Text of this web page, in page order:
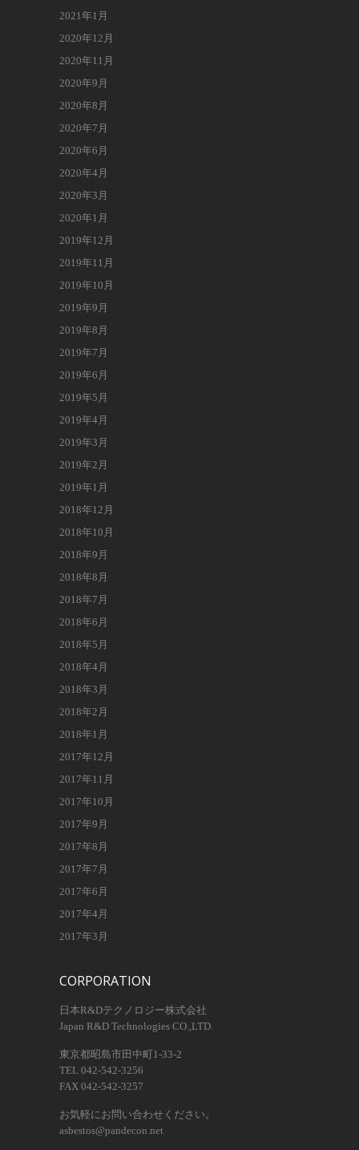
2021年1月
2020年12月
2020年11月
2020年9月
2020年8月
2020年7月
2020年6月
2020年4月
2020年3月
2020年1月
2019年12月
2019年11月
2019年10月
2019年9月
2019年8月
2019年7月
2019年6月
2019年5月
2019年4月
2019年3月
2019年2月
2019年1月
2018年12月
2018年10月
2018年9月
2018年8月
2018年7月
2018年6月
2018年5月
2018年4月
2018年3月
2018年2月
2018年1月
2017年12月
2017年11月
2017年10月
2017年9月
2017年8月
2017年7月
2017年6月
2017年4月
2017年3月
CORPORATION
日本R&Dテクノロジー株式会社
Japan R&D Technologies CO.,LTD.
東京都昭島市田中町1-33-2
TEL 042-542-3256
FAX 042-542-3257
お気軽にお問い合わせください。
asbestos@pandecon.net